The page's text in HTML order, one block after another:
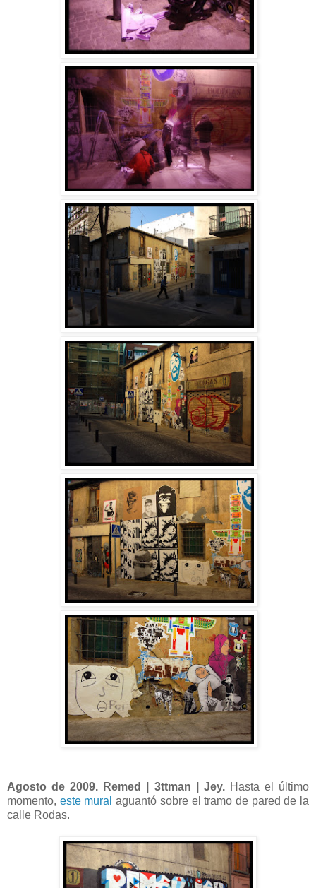
Agosto de 2009. Remed | 3ttman | Jey.Hasta el último
momento, este mural aguantó sobre el tramo de pared de la
calle Rodas.